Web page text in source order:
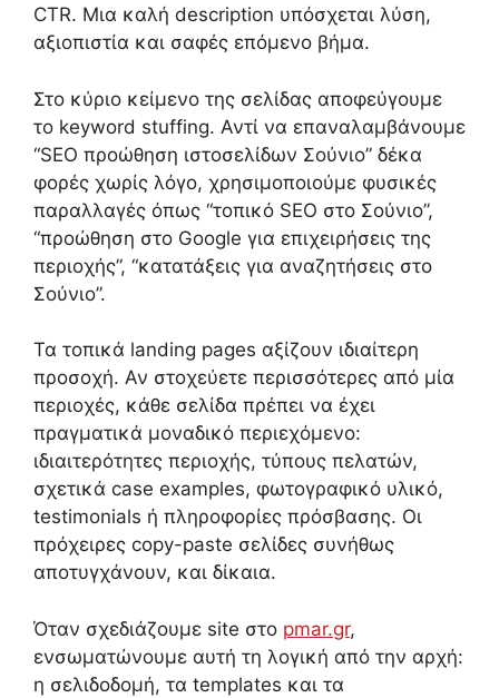
CTR. Μια καλή description υπόσχεται λύση,
αξιοπιστία και σαφές επόμενο βήμα.
Στο κύριο κείμενο της σελίδας αποφεύγουμε
το keyword stuffing. Αντί να επαναλαμβάνουμε
“SEO προώθηση ιστοσελίδων Σούνιο” δέκα
φορές χωρίς λόγο, χρησιμοποιούμε φυσικές
παραλλαγές όπως “τοπικό SEO στο Σούνιο”,
“προώθηση στο Google για επιχειρήσεις της
περιοχής”, “κατατάξεις για αναζητήσεις στο
Σούνιο”.
Τα τοπικά landing pages αξίζουν ιδιαίτερη
προσοχή. Αν στοχεύετε περισσότερες από μία
περιοχές, κάθε σελίδα πρέπει να έχει
πραγματικά μοναδικό περιεχόμενο:
ιδιαιτερότητες περιοχής, τύπους πελατών,
σχετικά case examples, φωτογραφικό υλικό,
testimonials ή πληροφορίες πρόσβασης. Οι
πρόχειρες copy-paste σελίδες συνήθως
αποτυγχάνουν, και δίκαια.
Όταν σχεδιάζουμε site στο pmar.gr,
ενσωματώνουμε αυτή τη λογική από την αρχή:
η σελιδοδομή, τα templates και τα